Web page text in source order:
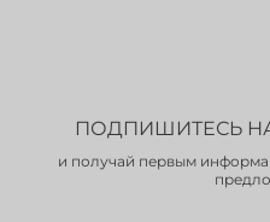
ПОДПИШИТЕСЬ
и получай первым